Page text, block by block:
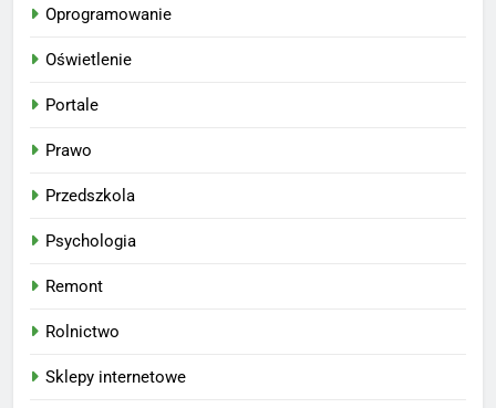
Oprogramowanie
Oświetlenie
Portale
Prawo
Przedszkola
Psychologia
Remont
Rolnictwo
Sklepy internetowe